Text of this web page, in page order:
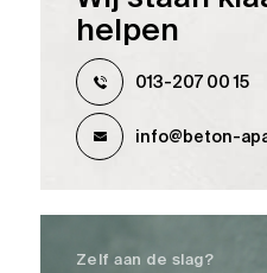
helpen
013-207 00 15
info@beton-
Zelf aan de slag?